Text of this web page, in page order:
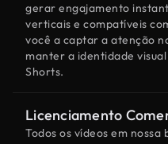
gerar engajamento
verticais e compatíveis
você a captar a atenção
manter a identidade
Shorts.
Licenciamento
Todos os vídeos em